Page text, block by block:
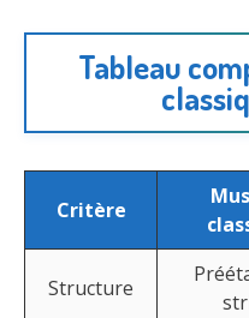
Tableau
Critère
Structure